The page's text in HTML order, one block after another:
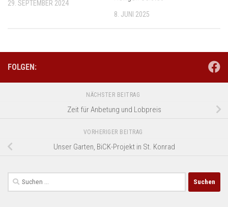
29. SEPTEMBER 2024
8. JUNI 2025
FOLGEN:
NÄCHSTER BEITRAG
Zeit für Anbetung und Lobpreis
VORHERIGER BEITRAG
Unser Garten, BiCK-Projekt in St. Konrad
Suchen
nach: